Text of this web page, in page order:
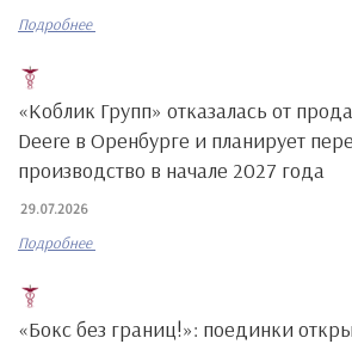
Подробнее
«Коблик Групп» отказалась от
Deere в Оренбурге и планирует
производство в начале 2027 года
29.07.2026
Подробнее
«Бокс без границ!»: поединки